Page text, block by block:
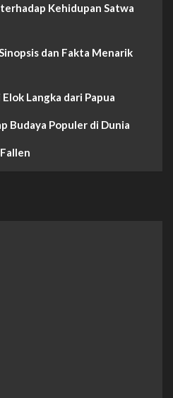
Kehidupan Satwa
dan Fakta Menarik
Langka dari Papua
Budaya Populer di Dunia